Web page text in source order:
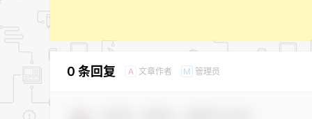
0 条回复 A 文章作者 M 管理员